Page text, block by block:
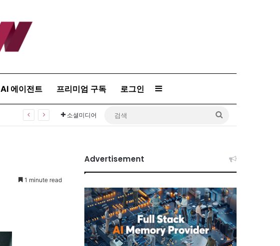
AI 에이전트 프리미엄 구독 로그인 Sidebar
소셜미디어
1 minute read
Advertisement